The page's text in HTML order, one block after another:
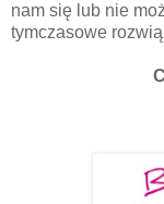
nam się lub nie
tymczasowe